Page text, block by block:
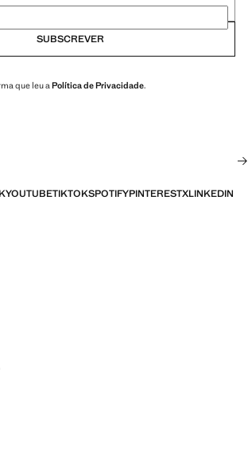
SUBSCREVER
que leu a Política de Privacidade.
YOUTUBETIKTOKSPOTIFYPINTERESTXLINKEDIN